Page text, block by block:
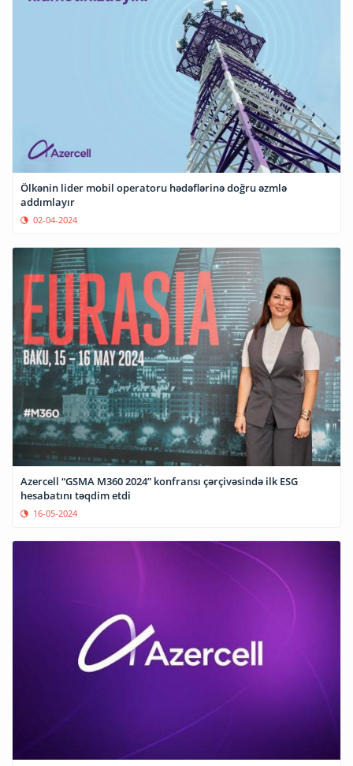
Ölkənin lider mobil operatoru hədəflərinə doğru əzmlə
addımlayır
02-04-2024
Azercell “GSMA M360 2024” konfransı çərçivəsində ilk ESG
hesabatını təqdim etdi
16-05-2024